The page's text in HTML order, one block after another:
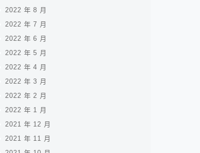
2022 年 8 月
2022 年 7 月
2022 年 6 月
2022 年 5 月
2022 年 4 月
2022 年 3 月
2022 年 2 月
2022 年 1 月
2021 年 12 月
2021 年 11 月